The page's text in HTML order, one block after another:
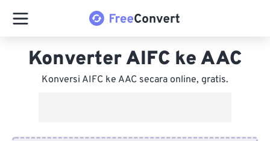
Konverter AIFC ke AAC
Konversi AIFC ke AAC secara online, gratis.